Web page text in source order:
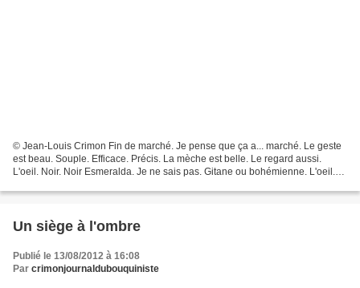
© Jean-Louis Crimon Fin de marché. Je pense que ça a... marché. Le geste
est beau. Souple. Efficace. Précis. La mèche est belle. Le regard aussi.
L'oeil. Noir. Noir Esmeralda. Je ne sais pas. Gitane ou bohémienne. L'oeil.
Un siège à l'ombre
Publié le 13/08/2012 à 16:08
Par crimonjournaldubouquiniste